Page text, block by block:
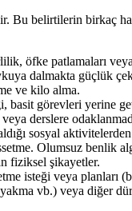
Bu belirtilerin birkaç
öfke patlamaları
dalmakta güçlük
ve kilo alma.
basit görevleri yerine
derslere
sosyal
Olumsuz benlik
fiziksel şikayetler.
isteği veya planları
vb.) veya diğer